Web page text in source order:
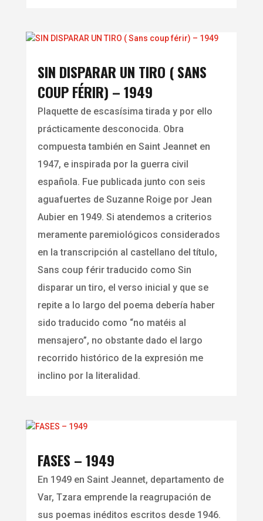
SIN DISPARAR UN TIRO ( SANS
COUP FÉRIR) – 1949
Plaquette de escasísima tirada y por ello
prácticamente desconocida. Obra
compuesta también en Saint Jeannet en
1947, e inspirada por la guerra civil
española. Fue publicada junto con seis
aguafuertes de Suzanne Roige por Jean
Aubier en 1949. Si atendemos a criterios
meramente paremiológicos considerados
en la transcripción al castellano del título,
Sans coup férir traducido como Sin
disparar un tiro, el verso inicial y que se
repite a lo largo del poema debería haber
sido traducido como “no matéis al
mensajero”, no obstante dado el largo
recorrido histórico de la expresión me
inclino por la literalidad.
FASES – 1949
En 1949 en Saint Jeannet, departamento de
Var, Tzara emprende la reagrupación de
sus poemas inéditos escritos desde 1946.